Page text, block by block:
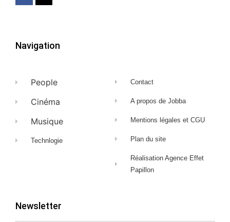
Navigation
People
Cinéma
Musique
Technlogie
Contact
A propos de Jobba
Mentions légales et CGU
Plan du site
Réalisation Agence Effet
Papillon
Newsletter